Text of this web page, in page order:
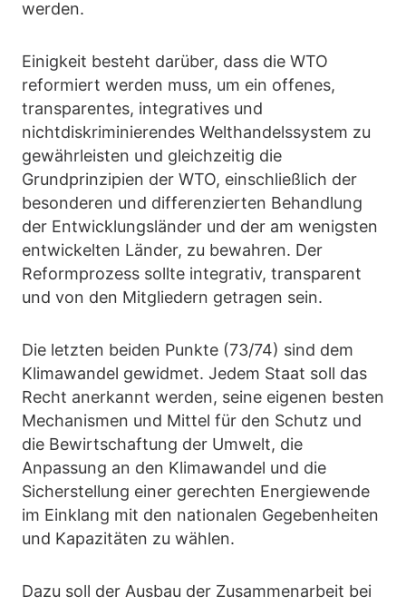
werden.
Einigkeit besteht darüber, dass die WTO
reformiert werden muss, um ein offenes,
transparentes, integratives und
nichtdiskriminierendes Welthandelssystem zu
gewährleisten und gleichzeitig die
Grundprinzipien der WTO, einschließlich der
besonderen und differenzierten Behandlung
der Entwicklungsländer und der am wenigsten
entwickelten Länder, zu bewahren. Der
Reformprozess sollte integrativ, transparent
und von den Mitgliedern getragen sein.
Die letzten beiden Punkte (73/74) sind dem
Klimawandel gewidmet. Jedem Staat soll das
Recht anerkannt werden, seine eigenen besten
Mechanismen und Mittel für den Schutz und
die Bewirtschaftung der Umwelt, die
Anpassung an den Klimawandel und die
Sicherstellung einer gerechten Energiewende
im Einklang mit den nationalen Gegebenheiten
und Kapazitäten zu wählen.
Dazu soll der Ausbau der Zusammenarbeit bei